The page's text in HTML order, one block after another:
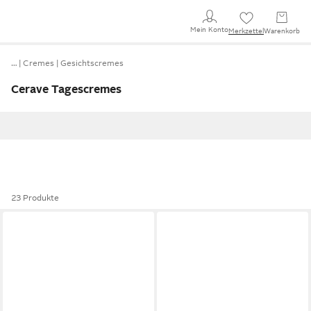
Mein KontoMerkzettel Warenkorb
… Cremes Gesichtscremes
Cerave Tagescremes
23 Produkte